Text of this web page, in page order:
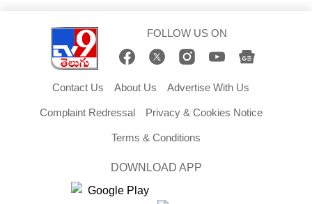
FOLLOW US ON
Contact Us About Us Advertise With Us
Complaint Redressal Privacy & Cookies Notice
Terms & Conditions
DOWNLOAD APP